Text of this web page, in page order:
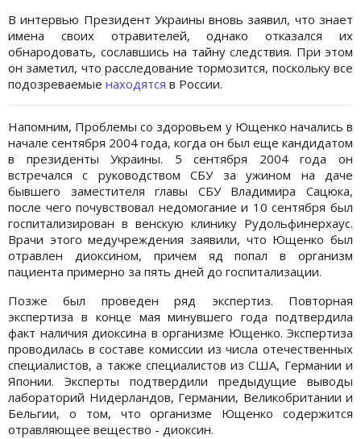
В интервью Президент Украины вновь заявил, что знает
имена своих отравителей, однако отказался их
обнародовать, сославшись на тайну следствия. При этом
он заметил, что расследование тормозится, поскольку все
подозреваемые находятся в России.
Напомним, Проблемы со здоровьем у Ющенко начались в
начале сентября 2004 года, когда он был еще кандидатом
в президенты Украины. 5 сентября 2004 года он
встречался с руководством СБУ за ужином на даче
бывшего заместителя главы СБУ Владимира Сацюка,
после чего почувствовал недомогание и 10 сентября был
госпитализирован в венскую клинику Рудольфинерхаус.
Врачи этого медучреждения заявили, что Ющенко был
отравлен диоксином, причем яд попал в организм
пациента примерно за пять дней до госпитализации.
Позже был проведен ряд экспертиз. Повторная
экспертиза в конце мая минувшего года подтвердила
факт наличия диоксина в организме Ющенко. Экспертиза
проводилась в составе комиссии из числа отечественных
специалистов, а также специалистов из США, Германии и
Японии. Эксперты подтвердили предыдущие выводы
лабораторий Нидерландов, Германии, Великобритании и
Бельгии, о том, что организме Ющенко содержится
отравляющее вещество - диоксин.